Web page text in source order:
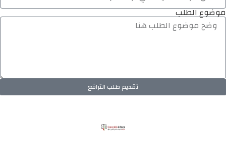
موضوع الطلب
تقديم طلب الترافع